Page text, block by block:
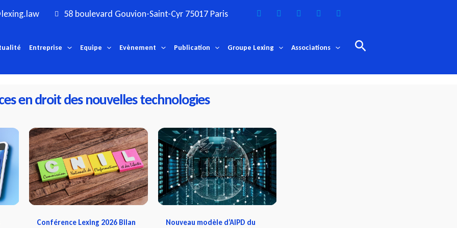
58 boulevard Gouvion-Saint-Cyr 75017 Paris
Entreprise Equipe Evènement Publication Groupe Lexing Associations Rechercher
en droit des nouvelles technologies
Conférence Lexing 2026 Bilan
Nouveau modèle d’AIPD du